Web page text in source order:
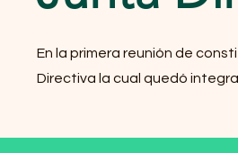
En la primera reunión de
Directiva la cual quedó